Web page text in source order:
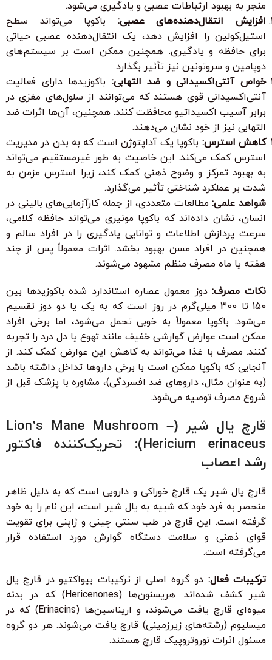
منجر به بهبود ارتباطات عصبی و یادگیری می‌شود.
افزایش انتقال‌دهنده‌های عصبی: باکوپا می‌تواند سطح
استیل‌کولین را افزایش دهد، یک انتقال‌دهنده عصبی حیاتی
برای حافظه و یادگیری. همچنین ممکن است بر سیستم‌های
دوپامین و سروتونین نیز تأثیر بگذارد.
خواص آنتی‌اکسیدانی و ضد التهابی: باکوزیدها دارای فعالیت
آنتی‌اکسیدانی قوی هستند که می‌توانند از سلول‌های مغزی در
برابر آسیب اکسیداتیو محافظت کنند. همچنین، آن‌ها اثرات ضد
التهابی نیز از خود نشان می‌دهند.
کاهش استرس: باکوپا یک آداپتوژن است که به بدن در مدیریت
استرس کمک می‌کند. این خاصیت به طور غیرمستقیم می‌تواند
به بهبود تمرکز و وضوح ذهنی کمک کند، زیرا استرس مزمن به
شدت بر عملکرد شناختی تأثیر می‌گذارد.
شواهد علمی:مطالعات متعددی، از جمله کارآزمایی‌های بالینی در
انسان، نشان داده‌اند که باکوپا مونیری می‌تواند حافظه کلامی،
سرعت پردازش اطلاعات و توانایی یادگیری را در افراد سالم و
همچنین در افراد مسن بهبود بخشد. اثرات معمولاً پس از چند
هفته یا ماه مصرف منظم مشهود می‌شوند.
نکات مصرف:دوز معمول عصاره استاندارد شده باکوزیدها بین
150 تا 300 میلی‌گرم در روز است که به یک یا دو دوز تقسیم
می‌شود. باکوپا معمولاً به خوبی تحمل می‌شود، اما برخی افراد
ممکن است عوارض گوارشی خفیف مانند تهوع یا دل درد را تجربه
کنند. مصرف با غذا می‌تواند به کاهش این عوارض کمک کند. از
آنجایی که باکوپا ممکن است با برخی داروها تداخل داشته باشد
(به عنوان مثال، داروهای ضد افسردگی)، مشاوره با پزشک قبل از
شروع مصرف توصیه می‌شود.
قارچ یال شیر (Lion’s Mane Mushroom –
Hericium erinaceus): تحریک‌کننده فاکتور
رشد اعصاب
قارچ یال شیر یک قارچ خوراکی و دارویی است که به دلیل ظاهر
منحصر به فرد خود که شبیه به یال شیر است، این نام را به خود
گرفته است. این قارچ در طب سنتی چینی و ژاپنی برای تقویت
قوای ذهنی و سلامت دستگاه گوارش مورد استفاده قرار
می‌گرفته است.
ترکیبات فعال: دو گروه اصلی از ترکیبات بیواکتیو در قارچ یال
شیر کشف شده‌اند: هریسنون‌ها (Hericenones) که در بدنه
میوه‌ای قارچ یافت می‌شوند، و اریناسین‌ها (Erinacins) که در
میسلیوم (رشته‌های زیرزمینی) قارچ یافت می‌شوند. هر دو گروه
مسئول اثرات نوروتروپیک قارچ هستند.